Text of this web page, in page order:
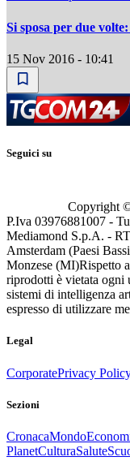
Si sposa per due
15 Nov 2016 - 10:41
Seguici su
Copyright
P.Iva 03976881007 -
Mediamond S.p.A. -
Amsterdam (Paesi
Monzese (MI)Rispetto
riprodotti è vietata ogni
sistemi di intelligenza
espresso di utilizzare
Legal
CorporatePrivacy
Sezioni
CronacaMondo
PlanetCulturaSalute